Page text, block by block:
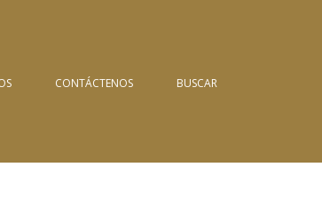
CONTÁCTENOS BUSCAR